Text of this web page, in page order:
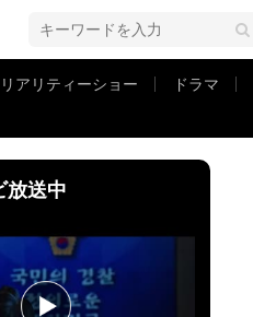
リアリティーショー
ドラマ
放送中